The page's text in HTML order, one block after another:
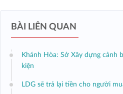
BÀI LIÊN QUAN
Khánh Hòa: Sở Xây dựng cảnh
kiện
LDG sẽ trả lại tiền cho người